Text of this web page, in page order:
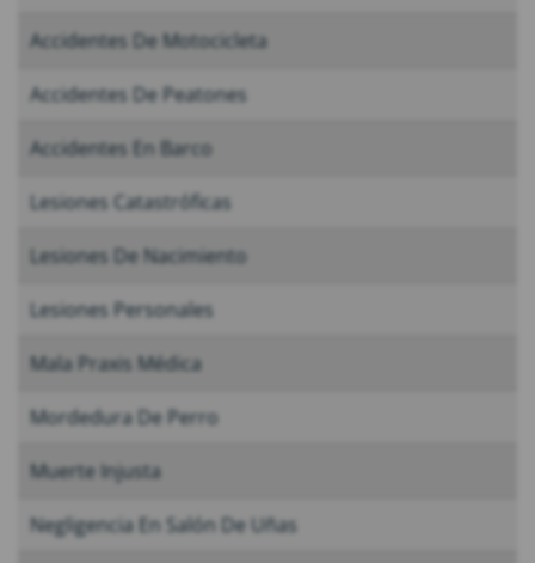
Accidentes De Motocicleta
Accidentes De Peatones
Accidentes En Barco
Lesiones Catastróficas
Lesiones De Nacimiento
Lesiones Personales
Mala Praxis Médica
Mordedura De Perro
Muerte Injusta
Negligencia En Salón De Uñas